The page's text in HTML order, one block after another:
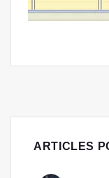
ARTICLES